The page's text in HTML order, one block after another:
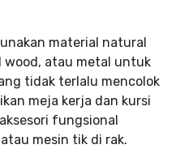
material natural
atau metal untuk
tidak terlalu mencolok
meja kerja dan kursi
fungsional
mesin tik di rak.